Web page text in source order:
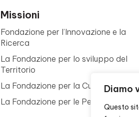
Diamo
Questo
Missioni
Fondazione per l’Innovazione e la
Ricerca
La Fondazione per lo sviluppo del
Territorio
La Fondazione per la Cultura
La Fondazione per le Persone